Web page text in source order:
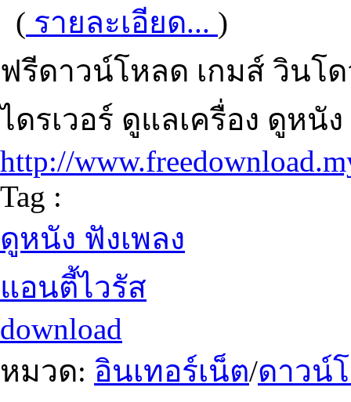
( รายละเอียด... )
ฟรีดาวน์โหลด เกมส์ วินโ
ไดรเวอร์ ดูแลเครื่อง ดูหนั
http://
Tag :
ดูหนัง ฟังเพลง
แอนตี้ไวรัส
download
หมวด: อินเทอร์เน็ต/ดาวน์